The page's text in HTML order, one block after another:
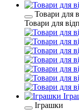
Товари для
Товари для
Іграшки